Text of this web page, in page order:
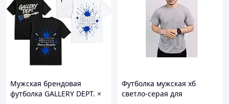
Мужская брендовая
футболка GALLERY DEPT. ×
Футболка мужская хб
светло-серая для